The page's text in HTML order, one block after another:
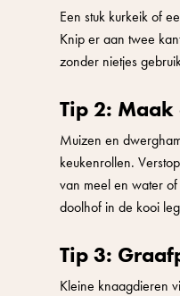
Een stuk kurkeik of
Knip er aan twee
zonder nietjes
Tip 2:
Muizen en
keukenrollen.
van meel en water
doolhof in de kooi
Tip 3:
Kleine knaagdieren